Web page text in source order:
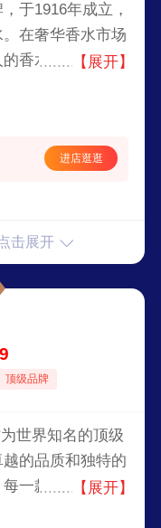
于1916年成立，
在奢华香水市场
香水和打造高品
的古龙水成为
【展开】
进店逛逛
击展开
9
顶级品牌
世界知名的顶级
的品质和独特的
一款香薰蜡烛都
【展开】